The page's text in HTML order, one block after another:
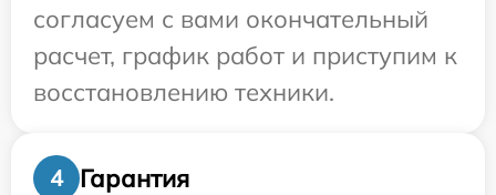
согласуем с вами окончательный
расчет, график работ и приступим к
восстановлению техники.
4 Гарантия